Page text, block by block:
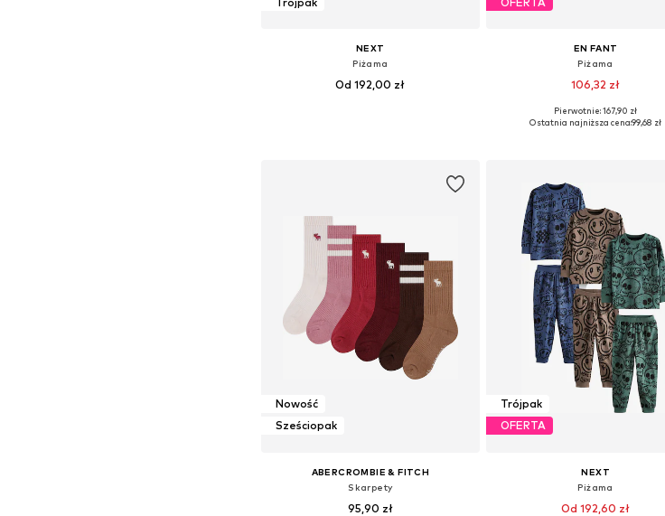
NEXT
Piżama
Od 192,00 zł
EN FANT
Piżama
106,32 zł
Dostępne w różnych rozmiarach
Pierwotnie: 167,90 zł
Ostatnia najniższa cena:99,68 zł
Nowość
Sześciopak
ABERCROMBIE & FITCH
Skarpety
95,90 zł
Trójpak
OFERTA
NEXT
Piżama
Od 192,60 zł